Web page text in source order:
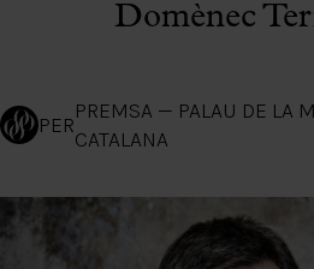
Domènec
PER
PREMSA — PALAU DE LA
CATALANA